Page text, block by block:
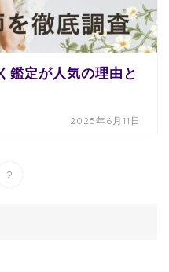
鑑定が人気の理由と
2025年6月11日
2